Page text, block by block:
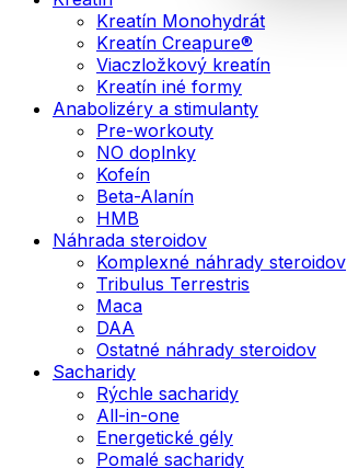
Kreatín Monohydrát
Kreatín Creapure®
Viaczložkový kreatín
Kreatín iné formy
Anabolizéry a stimulanty
Pre-workouty
NO doplnky
Kofeín
Beta-Alanín
HMB
Náhrada steroidov
Komplexné náhrady steroidov
Tribulus Terrestris
Maca
DAA
Ostatné náhrady steroidov
Sacharidy
Rýchle sacharidy
All-in-one
Energetické gély
Pomalé sacharidy